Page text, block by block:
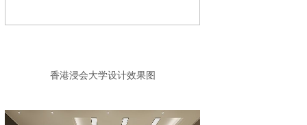
香港浸会大学设计效果图